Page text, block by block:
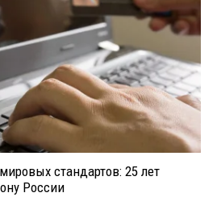
стандартов: 25 лет
России